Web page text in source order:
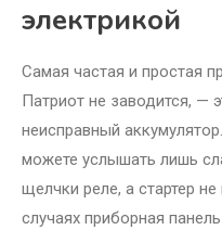
электрикой
Самая частая и простая
Патриот не заводится, —
неисправный
можете услышать лишь
щелчки реле, а стартер
случаях приборная